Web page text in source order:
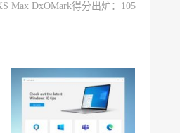
Max DxOMark得分出炉：105